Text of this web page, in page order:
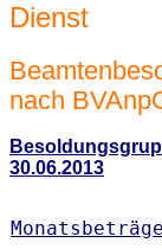
Dienst
nach
30.06.2013
Monatsbeträge